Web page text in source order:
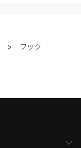
>
フック